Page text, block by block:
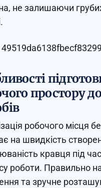
не залишаючи
простору
робочого місця
на швидкість
кравця під
роботи. Правильно
та зручне